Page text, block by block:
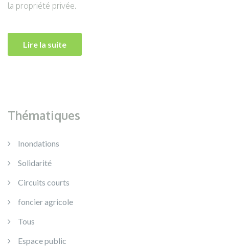
la propriété privée.
Lire la suite
Thématiques
Inondations
Solidarité
Circuits courts
foncier agricole
Tous
Espace public